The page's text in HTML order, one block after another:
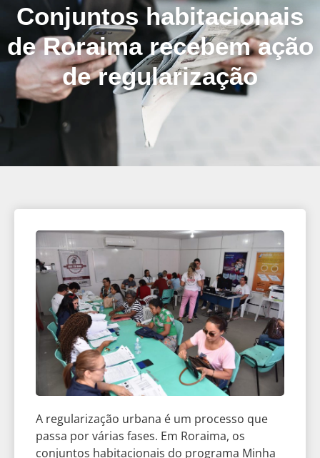
Conjuntos habitacionais
de Roraima recebem ação
de regularização
A regularização urbana é um processo que
passa por várias fases. Em Roraima, os
conjuntos habitacionais do programa Minha